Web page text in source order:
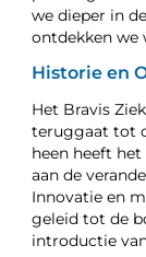
we dieper in
ontdekken we
Historie en
Het Bravis
teruggaat tot
heen heeft
aan de
Innovatie en
geleid tot de
introductie